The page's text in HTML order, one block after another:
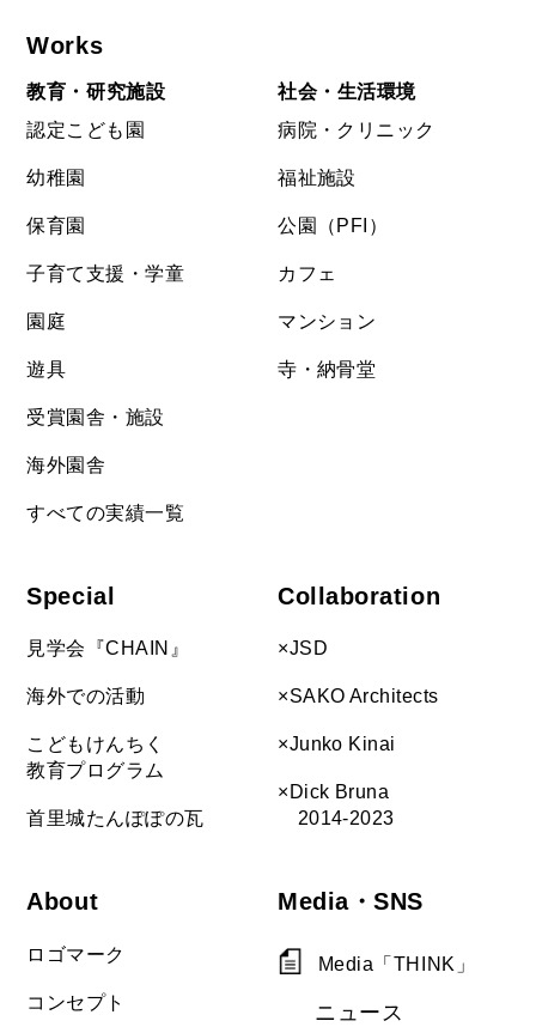
Works
教育・研究施設
認定こども園
幼稚園
保育園
子育て支援・学童
園庭
遊具
受賞園舎・施設
海外園舎
すべての実績一覧
社会・生活環境
病院・クリニック
福祉施設
公園（PFI）
カフェ
マンション
寺・納骨堂
Special
見学会『CHAIN』
海外での活動
こどもけんちく
教育プログラム
首里城たんぽぽの瓦
Collaboration
×JSD
×SAKO Architects
×Junko Kinai
×Dick Bruna
2014-2023
About
ロゴマーク
コンセプト
Media・SNS
Media「THINK」
ニュース